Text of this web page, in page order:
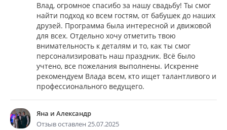
Влад, огромное спасибо за нашу свадьбу! Ты смог
найти подход ко всем гостям, от бабушек до наших
друзей. Программа была интересной и движовой
для всех. Отдельно хочу отметить твою
внимательность к деталям и то, как ты смог
персонализировать наш праздник. Всё было
учтено, все пожелания выполнены. Искренне
рекомендуем Влада всем, кто ищет талантливого и
профессионального ведущего.
Яна и Александр
Отзыв оставлен 25.07.2025